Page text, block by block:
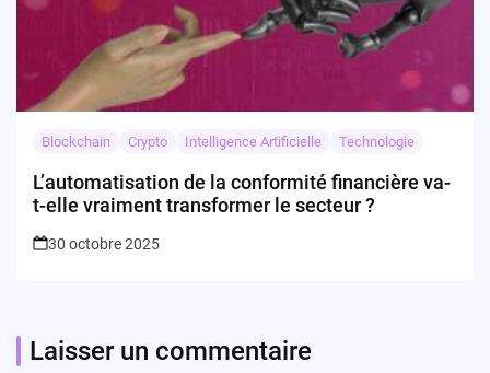
Blockchain Crypto Intelligence Artificielle Technologie
L’automatisation de la conformité financière va-
t-elle vraiment transformer le secteur ?
30 octobre 2025
Laisser un commentaire